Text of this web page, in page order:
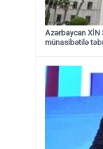
Azərbaycan XİN
münasibətilə